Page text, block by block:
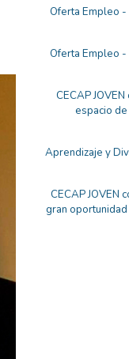
Oferta Empleo
Oferta Empleo
CECAP
espacio
Aprendizaje y
CECAP JOVEN
gran